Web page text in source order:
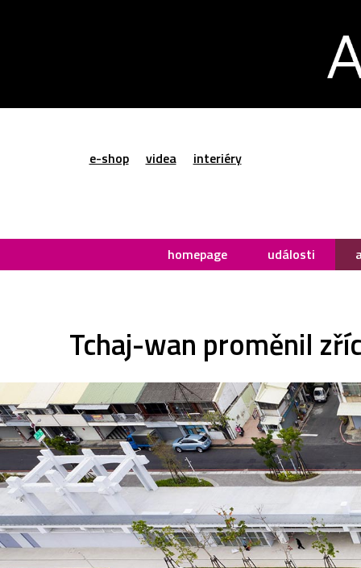
e-shop videa interiéry
homepage události
Tchaj-wan proměnil